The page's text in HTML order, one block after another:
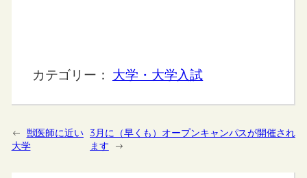
カテゴリー： 大学・大学入試
← 獣医師に近い
大学
3月に（早くも）オープンキャンパスが開催され
ます →